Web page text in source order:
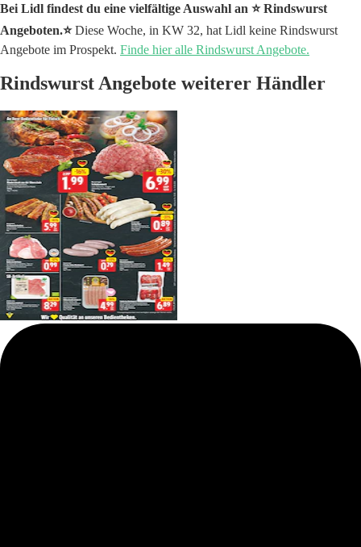
Bei Lidl findest du eine vielfältige Auswahl an ⭐️ Rindswurst
Angeboten.⭐️Diese Woche, in KW 32, hat Lidl keine Rindswurst
Angebote im Prospekt. Finde hier alle Rindswurst Angebote.
Rindswurst Angebote weiterer Händler